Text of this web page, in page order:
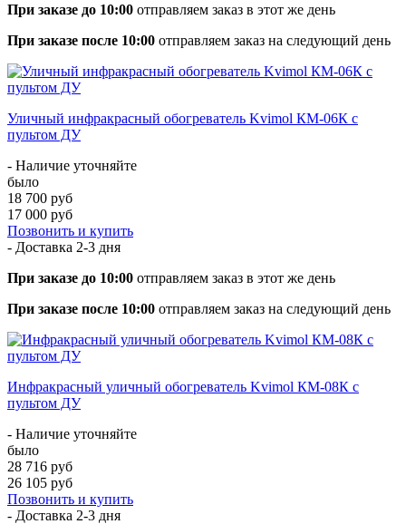
При заказе до 10:00 отправляем заказ в этот же день
При заказе после 10:00 отправляем заказ на следующий день
Уличный инфракрасный обогреватель Kvimol КМ-06К с
пультом ДУ
- Наличие уточняйте
было
18 700 руб
17 000 руб
Позвонить и купить
- Доставка 2-3 дня
При заказе до 10:00 отправляем заказ в этот же день
При заказе после 10:00 отправляем заказ на следующий день
Инфракрасный уличный обогреватель Kvimol КМ-08К с
пультом ДУ
- Наличие уточняйте
было
28 716 руб
26 105 руб
Позвонить и купить
- Доставка 2-3 дня